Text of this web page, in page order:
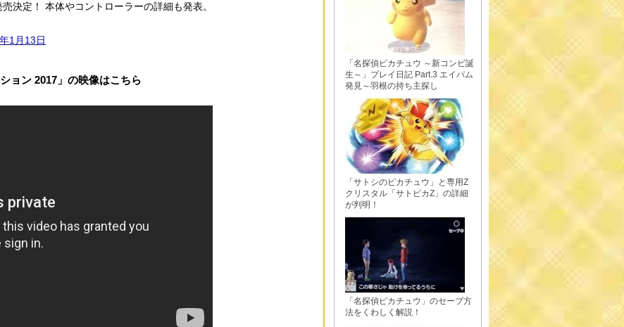
決定！ 本体やコントローラーの詳細も発表。
1月13日
ョン 2017」の映像はこちら
「名探偵ピカチュウ ～新コンビ誕
生～」プレイ日記 Part.3 エイパム
発見～羽根の持ち主探し
「サトシのピカチュウ」と専用Z
クリスタル「サトピカZ」の詳細
が判明！
「名探偵ピカチュウ」のセーブ方
法をくわしく解説！